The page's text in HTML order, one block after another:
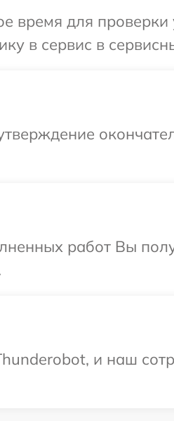
для проверки
в сервис в
работ Вы
и наш